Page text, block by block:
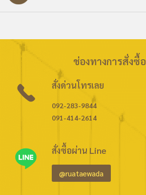
ช่องทางการสั่งซื้อ
สั่งด่วนโทรเลย
092-283-9844
091-414-2614
สั่งซื้อผ่าน Line
@ruataewada